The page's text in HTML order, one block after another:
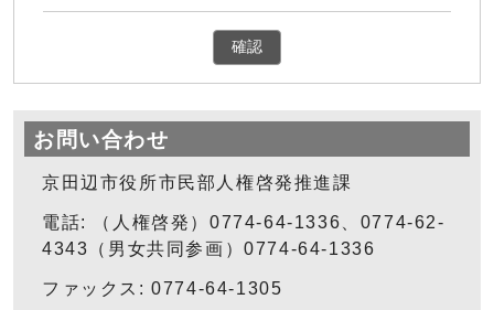
確認
お問い合わせ
京田辺市役所市民部人権啓発推進課
電話: （人権啓発）0774-64-1336、0774-62-
4343（男女共同参画）0774-64-1336
ファックス: 0774-64-1305